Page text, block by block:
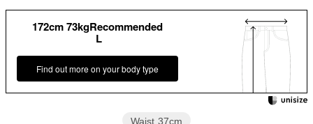
172cm 73kgRecommended
L
Find out more on your body type
Waist 37cm